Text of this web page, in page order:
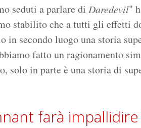
seduti a parlare di Daredevil"
stabilito che a tutti gli effetti
in secondo luogo una storia
fatto un ragionamento
solo in parte è una storia di
farà